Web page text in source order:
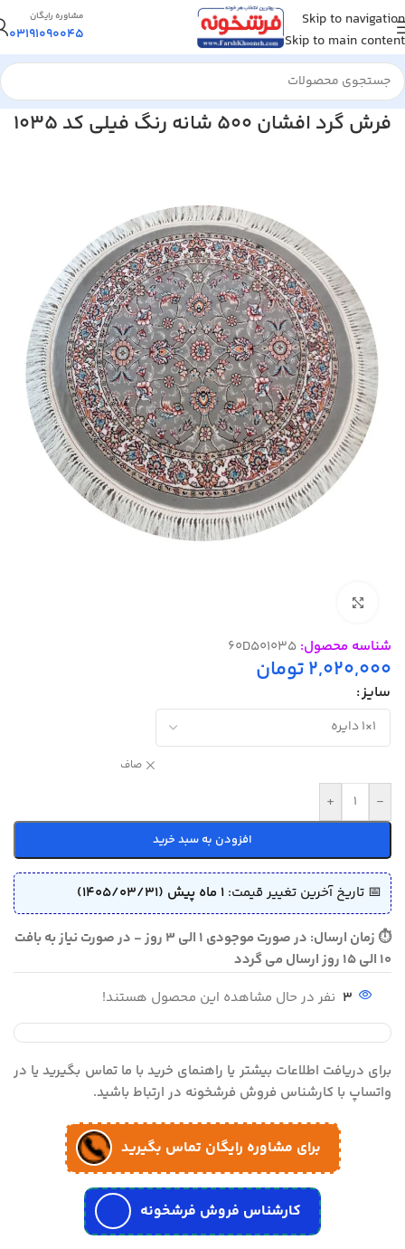
Skip to navigation
Skip to main content
مشاوره رایگان
03191090045
خانه/فرش گرد، بیضی
فرش گرد افشان 500 شانه رنگ فیلی کد 1035
شناسه محصول: 60D501035
2,020,000تومان
سایز
صاف
-
+
افزودن به سبد خرید
📅 تاریخ آخرین تغییر قیمت: 1 ماه پیش (1405/03/31)
⏱ زمان ارسال: در صورت موجودی 1 الی 3 روز - در صورت نیاز به بافت
10 الی 15 روز ارسال می گردد
3 نفر در حال مشاهده این محصول هستند!
برای دریافت اطلاعات بیشتر یا راهنمای خرید با ما تماس بگیرید یا در
واتساپ با کارشناس فروش فرشخونه در ارتباط باشید.
برای مشاوره رایگان تماس بگیرید
کارشناس فروش فرشخونه